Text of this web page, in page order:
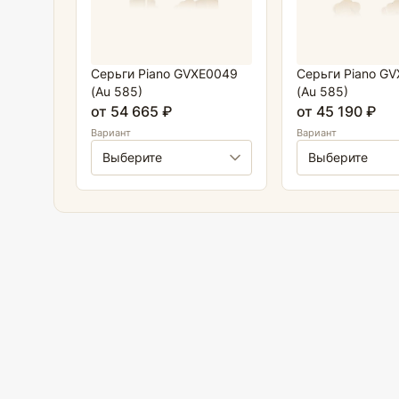
Серьги Piano GVXE0049
(Au 585)
от 54 665 ₽
Вариант
Серьги Piano
(Au 585)
от 45 190 ₽
Вариант